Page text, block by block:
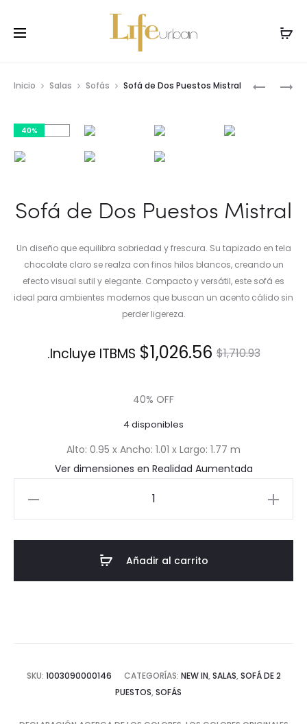
Inicio Salas Sofás Sofá de Dos Puestos Mistral
40%
Sofá de Dos Puestos Mistral
Un diseño que equilibra sobriedad y frescura. Su tapizado en tela
chocolate claro se realza con finos hilos blancos, creando un
efecto visual sutil y elegante. Compacto y versátil, este sofá es
ideal para ambientes modernos que buscan un acento cálido sin
perder ligereza.
$1,710.93
El
original
era:
$1,710.93.
$1,026.56
El
actual
es:
$1,026.56.
Incluye ITBMS.
40% OFF
4 disponibles
Alto: 0.95 x Ancho: 1.01 x Largo: 1.77 m
Ver dimensiones en Realidad Aumentada
Añadir al carrito
SKU: 1003090000146 CATEGORÍAS: NEW IN, SALAS, SOFÁ DE 2
PUESTOS, SOFÁS